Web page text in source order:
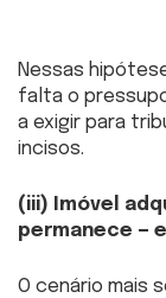
Nessas
falta o
a exigir para
incisos.
(iii) Imóvel
permanece —
O cenário mais